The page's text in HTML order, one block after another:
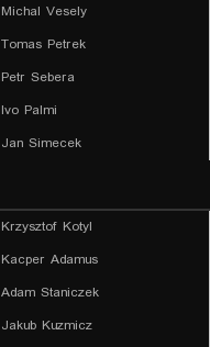
Michal Vesely
Tomas Petrek
Petr Sebera
Ivo Palmi
Jan Simecek
Krzysztof Kotyl
Kacper Adamus
Adam Staniczek
Jakub Kuzmicz